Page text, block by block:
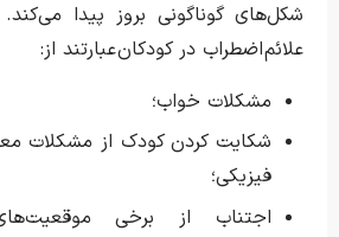
شکل‌های گوناگونی بروز پیدا
علائم اضطراب در کودکان عبارتند از:
مشکلات خواب؛
شکایت کردن کودک از مشکلات
فیزیکی؛
اجتناب از برخی